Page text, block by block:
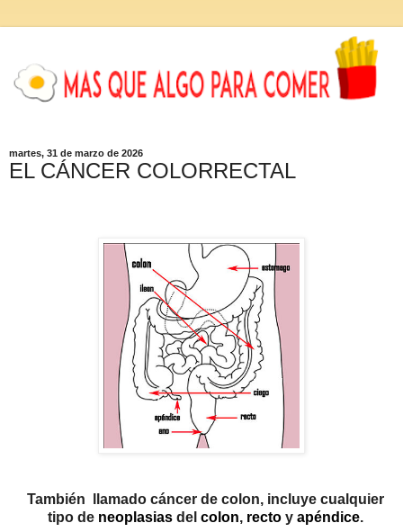
martes, 31 de marzo de 2026
EL CÁNCER COLORRECTAL
También
llamado cáncer de colon, incluye cualquier
tipo de neoplasias delcolon, recto yapéndice.